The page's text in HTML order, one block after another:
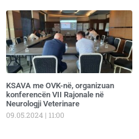
KSAVA me OVK-në, organizuan
konferencën VII Rajonale në
Neurologji Veterinare
09.05.2024 11:00